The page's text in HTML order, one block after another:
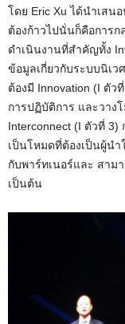
โดย Eric Xu ได้นำเสน
ต้องก้าวไปนั่นก็คือการก
ดำเนินงานที่สำคัญทั้ง
ข้อมูลเกี่ยวกับระบบนิเ
ต้องมี Innovation (I ตัว
การปฏิบัติการ และวาง
Interconnect (I ตัวที่ 3)
เป็นโหมดที่ต้องเป็นผู้น
กับพาร์ทเนอร์และ สาม
เป็นต้น